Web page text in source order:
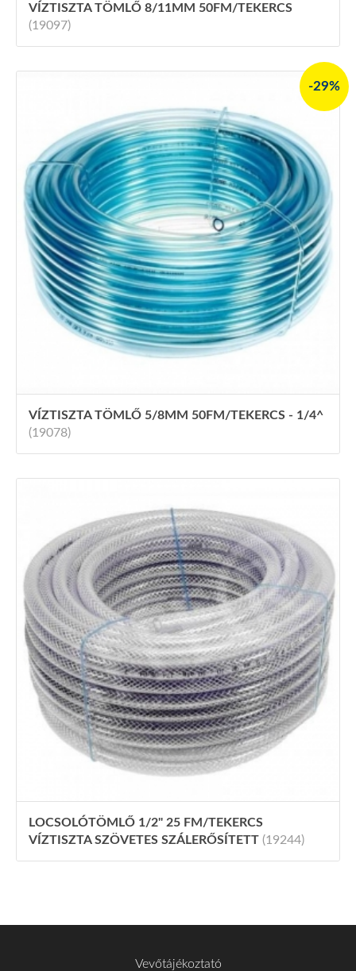
VÍZTISZTA TÖMLŐ 8/11MM 50FM/TEKERCS
(19097)
-29%
VÍZTISZTA TÖMLŐ 5/8MM 50FM/TEKERCS - 1/4^
(19078)
LOCSOLÓTÖMLŐ 1/2" 25 FM/TEKERCS
VÍZTISZTA SZÖVETES SZÁLERŐSÍTETT (19244)
Vevőtájékoztató